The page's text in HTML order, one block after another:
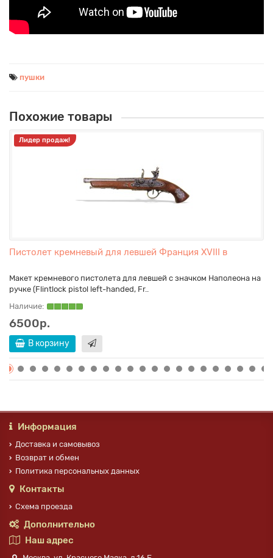
пушки
Похожие товары
Лидер продаж!
Пистолет кремневый для левшей Франция XVIII в
Макет кремневого пистолета для левшей с значком Наполеона на
ручке (Flintlock pistol left-handed, Fr..
Наличие:
6500р.
В корзину
Информация
Доставка и самовывоз
Возврат и обмен
Политика персональных данных
Контакты
Схема проезда
Дополнительно
Наш адрес